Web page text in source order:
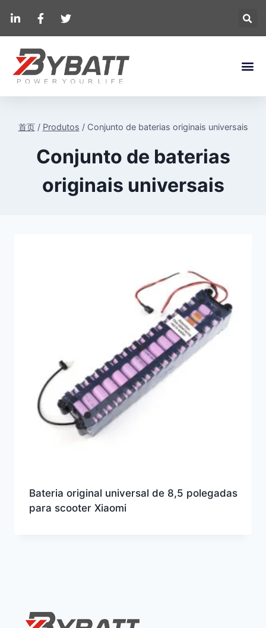
首页 / Produtos / Conjunto de baterias originais universais
Conjunto de baterias
originais universais
Bateria original universal de 8,5 polegadas
para scooter Xiaomi